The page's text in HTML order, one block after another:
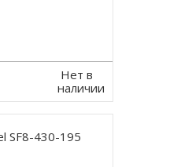
Нет в
наличии